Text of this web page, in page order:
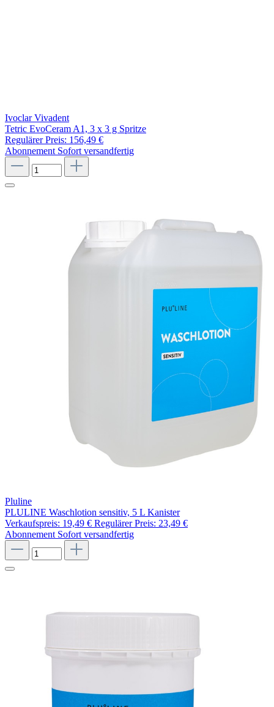
Ivoclar Vivadent
Tetric EvoCeram A1, 3 x 3 g Spritze
Regulärer Preis: 156,49 €
Abonnement Sofort versandfertig
Pluline
PLULINE Waschlotion sensitiv, 5 L Kanister
Verkaufspreis: 19,49 € Regulärer Preis: 23,49 €
Abonnement Sofort versandfertig